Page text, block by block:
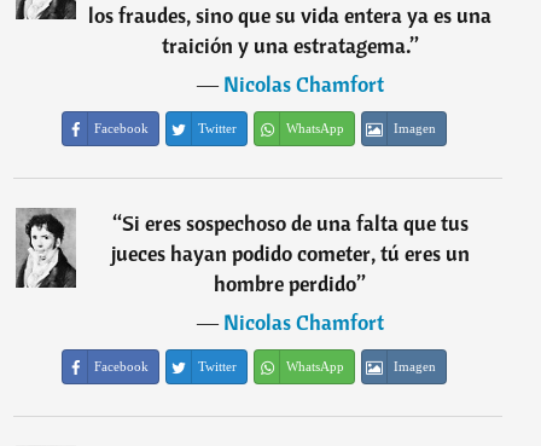
los fraudes, sino que su vida entera ya es una
traición y una estratagema.”
―Nicolas Chamfort
Facebook Twitter WhatsApp Imagen
“Si eres sospechoso de una falta que tus
jueces hayan podido cometer, tú eres un
hombre perdido”
―Nicolas Chamfort
Facebook Twitter WhatsApp Imagen